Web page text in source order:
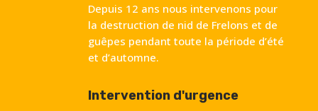
Depuis 12 ans nous intervenons pour
la destruction de nid de Frelons et de
guêpes pendant toute la période d’été
et d’automne.
Intervention d'urgence